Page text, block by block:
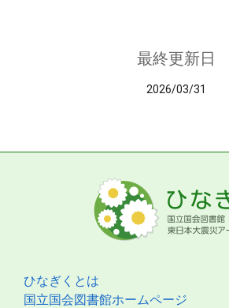
最終更新日
2026/03/31
ひなぎくとは
国立国会図書館ホームページ